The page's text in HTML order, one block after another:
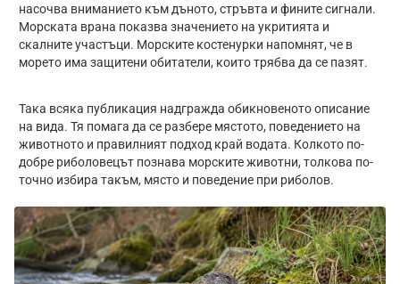
насочва вниманието към дъното, стръвта и фините сигнали.
Морската врана показва значението на укритията и
скалните участъци. Морските костенурки напомнят, че в
морето има защитени обитатели, които трябва да се пазят.
Така всяка публикация надгражда обикновеното описание
на вида. Тя помага да се разбере мястото, поведението на
животното и правилният подход край водата. Колкото по-
добре риболовецът познава морските животни, толкова по-
точно избира такъм, място и поведение при риболов.